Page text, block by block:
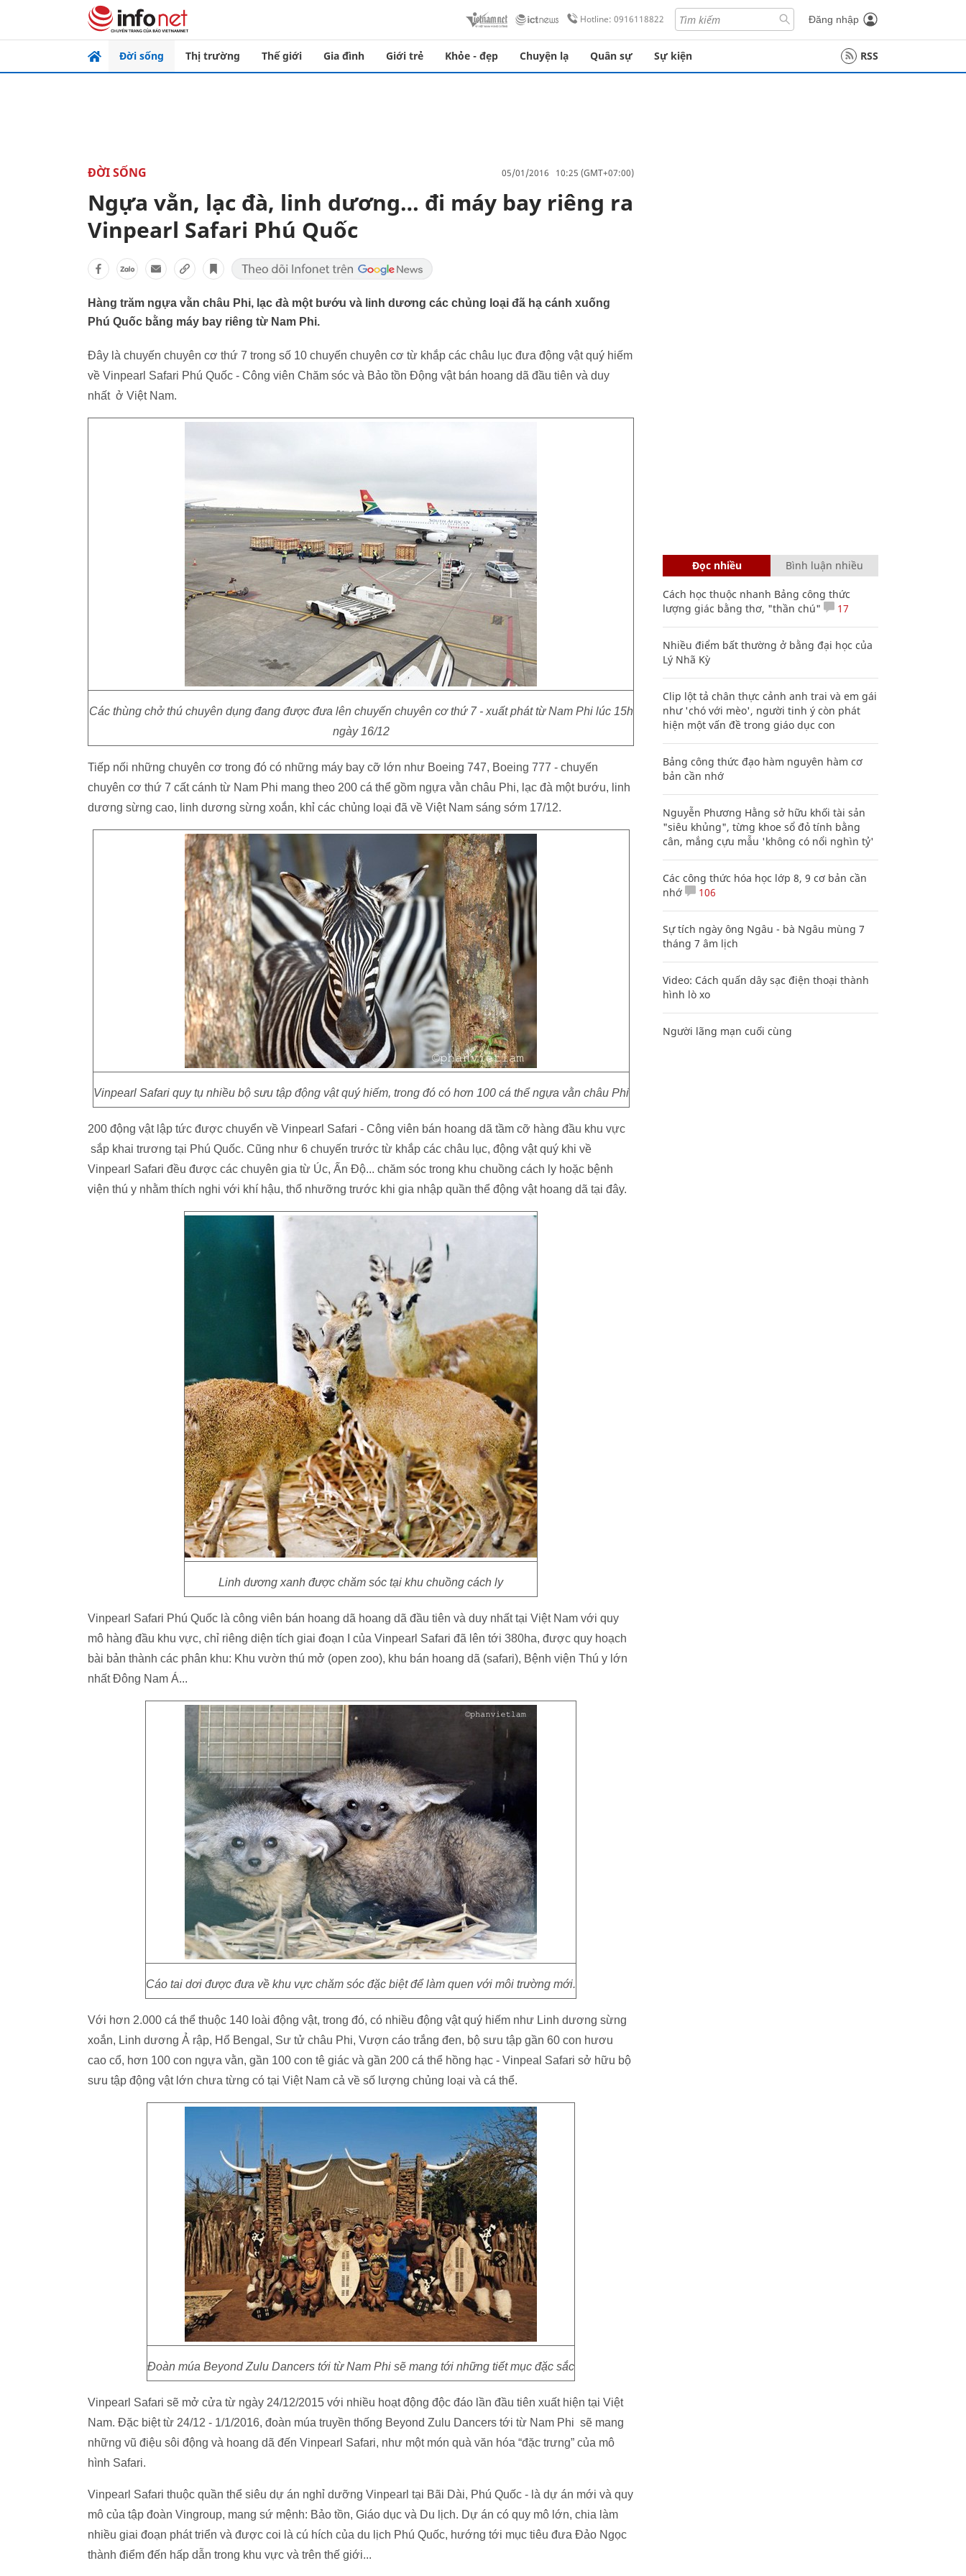
Hotline: 0916118822 Đăng nhập
Đời sống Thị trường Thế giới Gia đình Giới trẻ Khỏe - đẹp Chuyện lạ Quân sự Sự kiện RSS
ĐỜI SỐNG 05/01/2016 10:25 (GMT+07:00)
Ngựa vằn, lạc đà, linh dương… đi máy bay riêng ra
Vinpearl Safari Phú Quốc
Hàng trăm ngựa vằn châu Phi, lạc đà một bướu và linh dương các chủng loại đã hạ cánh xuống
Phú Quốc bằng máy bay riêng từ Nam Phi.
Đây là chuyến chuyên cơ thứ 7 trong số 10 chuyến chuyên cơ từ khắp các châu lục đưa động vật quý hiếm
về Vinpearl Safari Phú Quốc - Công viên Chăm sóc và Bảo tồn Động vật bán hoang dã đầu tiên và duy
nhất ở Việt Nam.
Các thùng chở thú chuyên dụng đang được đưa lên chuyến chuyên cơ thứ 7 - xuất phát từ Nam Phi lúc 15h
ngày 16/12
Tiếp nối những chuyên cơ trong đó có những máy bay cỡ lớn như Boeing 747, Boeing 777 - chuyến
chuyên cơ thứ 7 cất cánh từ Nam Phi mang theo 200 cá thể gồm ngựa vằn châu Phi, lạc đà một bướu, linh
dương sừng cao, linh dương sừng xoắn, khỉ các chủng loại đã về Việt Nam sáng sớm 17/12.
Vinpearl Safari quy tụ nhiều bộ sưu tập động vật quý hiếm, trong đó có hơn 100 cá thể ngựa vằn châu Phi
200 động vật lập tức được chuyển về Vinpearl Safari - Công viên bán hoang dã tầm cỡ hàng đầu khu vực
sắp khai trương tại Phú Quốc. Cũng như 6 chuyến trước từ khắp các châu lục, động vật quý khi về
Vinpearl Safari đều được các chuyên gia từ Úc, Ấn Độ... chăm sóc trong khu chuồng cách ly hoặc bệnh
viện thú y nhằm thích nghi với khí hậu, thổ nhưỡng trước khi gia nhập quần thể động vật hoang dã tại đây.
Linh dương xanh được chăm sóc tại khu chuồng cách ly
Vinpearl Safari Phú Quốc là công viên bán hoang dã hoang dã đầu tiên và duy nhất tại Việt Nam với quy
mô hàng đầu khu vực, chỉ riêng diện tích giai đoạn I của Vinpearl Safari đã lên tới 380ha, được quy hoạch
bài bản thành các phân khu: Khu vườn thú mở (open zoo), khu bán hoang dã (safari), Bệnh viện Thú y lớn
nhất Đông Nam Á...
Cáo tai dơi được đưa về khu vực chăm sóc đặc biệt để làm quen với môi trường mới.
Với hơn 2.000 cá thể thuộc 140 loài động vật, trong đó, có nhiều động vật quý hiếm như Linh dương sừng
xoắn, Linh dương Ả rập, Hổ Bengal, Sư tử châu Phi, Vượn cáo trắng đen, bộ sưu tập gần 60 con hươu
cao cổ, hơn 100 con ngựa vằn, gần 100 con tê giác và gần 200 cá thể hồng hạc - Vinpeal Safari sở hữu bộ
sưu tập động vật lớn chưa từng có tại Việt Nam cả về số lượng chủng loại và cá thể.
Đoàn múa Beyond Zulu Dancers tới từ Nam Phi sẽ mang tới những tiết mục đặc sắc
Vinpearl Safari sẽ mở cửa từ ngày 24/12/2015 với nhiều hoạt động độc đáo lần đầu tiên xuất hiện tại Việt
Nam. Đặc biệt từ 24/12 - 1/1/2016, đoàn múa truyền thống Beyond Zulu Dancers tới từ Nam Phi sẽ mang
những vũ điệu sôi động và hoang dã đến Vinpearl Safari, như một món quà văn hóa “đặc trưng” của mô
hình Safari.
Vinpearl Safari thuộc quần thể siêu dự án nghỉ dưỡng Vinpearl tại Bãi Dài, Phú Quốc - là dự án mới và quy
mô của tập đoàn Vingroup, mang sứ mệnh: Bảo tồn, Giáo dục và Du lịch. Dự án có quy mô lớn, chia làm
nhiều giai đoạn phát triển và được coi là cú hích của du lịch Phú Quốc, hướng tới mục tiêu đưa Đảo Ngọc
thành điểm đến hấp dẫn trong khu vực và trên thế giới...
Đọc nhiều Bình luận nhiều
Cách học thuộc nhanh Bảng công thức
lượng giác bằng thơ, "thần chú"
17
Nhiều điểm bất thường ở bằng đại học của
Lý Nhã Kỳ
Clip lột tả chân thực cảnh anh trai và em gái
như 'chó với mèo', người tinh ý còn phát
hiện một vấn đề trong giáo dục con
Bảng công thức đạo hàm nguyên hàm cơ
bản cần nhớ
Nguyễn Phương Hằng sở hữu khối tài sản
"siêu khủng", từng khoe sổ đỏ tính bằng
cân, mắng cựu mẫu 'không có nổi nghìn tỷ'
Các công thức hóa học lớp 8, 9 cơ bản cần
nhớ
106
Sự tích ngày ông Ngâu - bà Ngâu mùng 7
tháng 7 âm lịch
Video: Cách quấn dây sạc điện thoại thành
hình lò xo
Người lãng mạn cuối cùng